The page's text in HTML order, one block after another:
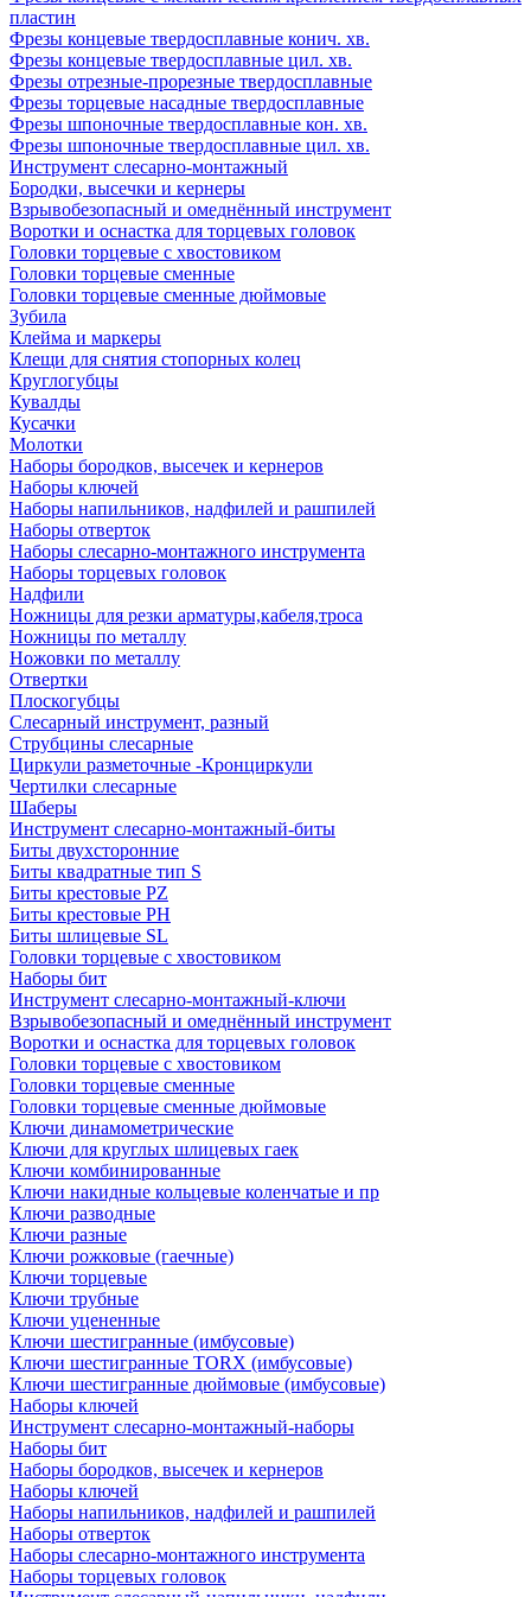
пластин
Фрезы концевые твердосплавные конич. хв.
Фрезы концевые твердосплавные цил. хв.
Фрезы отрезные-прорезные твердосплавные
Фрезы торцевые насадные твердосплавные
Фрезы шпоночные твердосплавные кон. хв.
Фрезы шпоночные твердосплавные цил. хв.
Инструмент слесарно-монтажный
Бородки, высечки и кернеры
Взрывобезопасный и омеднённый инструмент
Воротки и оснаcтка для торцевых головок
Головки торцевые с хвостовиком
Головки торцевые сменные
Головки торцевые сменные дюймовые
Зубила
Клейма и маркеры
Клещи для снятия стопорных колец
Круглогубцы
Кувалды
Кусачки
Молотки
Наборы бородков, высечек и кернеров
Наборы ключей
Наборы напильников, надфилей и рашпилей
Наборы отверток
Наборы слесарно-монтажного инструмента
Наборы торцевых головок
Надфили
Ножницы для резки арматуры,кабеля,троса
Ножницы по металлу
Ножовки по металлу
Отвертки
Плоскогубцы
Слесарный инструмент, разный
Струбцины слесарные
Циркули разметочные -Кронциркули
Чертилки слесарные
Шаберы
Инструмент слесарно-монтажный-биты
Биты двухсторонние
Биты квадратные тип S
Биты крестовые РZ
Биты крестовые РН
Биты шлицевые SL
Головки торцевые с хвостовиком
Наборы бит
Инструмент слесарно-монтажный-ключи
Взрывобезопасный и омеднённый инструмент
Воротки и оснаcтка для торцевых головок
Головки торцевые с хвостовиком
Головки торцевые сменные
Головки торцевые сменные дюймовые
Ключи динамометрические
Ключи для круглых шлицевых гаек
Ключи комбинированные
Ключи накидные кольцевые коленчатые и пр
Ключи разводные
Ключи разные
Ключи рожковые (гаечные)
Ключи торцевые
Ключи трубные
Ключи уцененные
Ключи шестигранные (имбусовые)
Ключи шестигранные TORX (имбусовые)
Ключи шестигранные дюймовые (имбусовые)
Наборы ключей
Инструмент слесарно-монтажный-наборы
Наборы бит
Наборы бородков, высечек и кернеров
Наборы ключей
Наборы напильников, надфилей и рашпилей
Наборы отверток
Наборы слесарно-монтажного инструмента
Наборы торцевых головок